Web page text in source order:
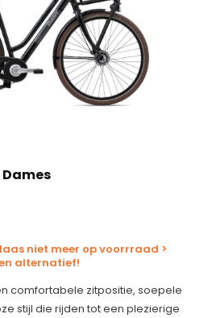
Dames
niet meer op voorrraad >
alternatief!
comfortabele zitpositie, soepele
stijl die rijden tot een plezierige